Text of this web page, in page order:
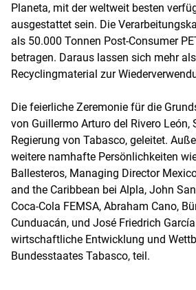
Planeta, mit der weltweit besten
ausgestattet sein. Die
als 50.000 Tonnen Post-Consumer
betragen. Daraus lassen sich mehr
Recyclingmaterial zur
Die feierliche Zeremonie für die
von Guillermo Arturo del Rivero León,
Regierung von Tabasco, geleitet.
weitere namhafte Persönlichkeiten
Ballesteros, Managing Director
and the Caribbean bei Alpla, John
Coca-Cola FEMSA, Abraham Cano,
Cunduacán, und José Friedrich
wirtschaftliche Entwicklung und
Bundesstaates Tabasco, teil.